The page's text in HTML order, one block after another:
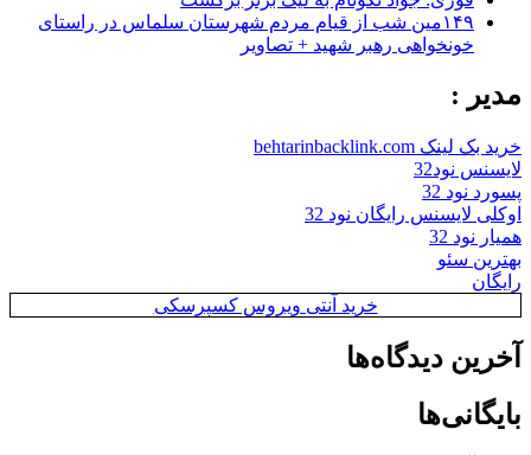
۱۴۹مین شب از قیام مردم شهرستان سلماس در راستای
خونخواهی رهبر شهید + تصاویر
مدیر :
خرید بک لینک behtarinbacklink.com
لایسنس نود32
پسورد نود 32
اوکلی لایسنس رایگان نود 32
همیار نود 32
بهترین سئو
رایگان
خرید آنتی ویروس کسپرسکی
آخرین دیدگاه‌ها
بایگانی‌ها